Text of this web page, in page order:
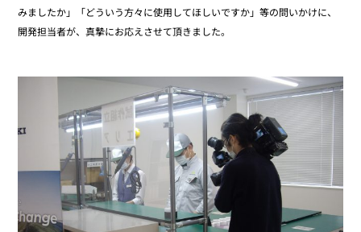
みましたか」「どういう方々に使用してほしいですか」等の問いかけに、
開発担当者が、真摯にお応えさせて頂きました。